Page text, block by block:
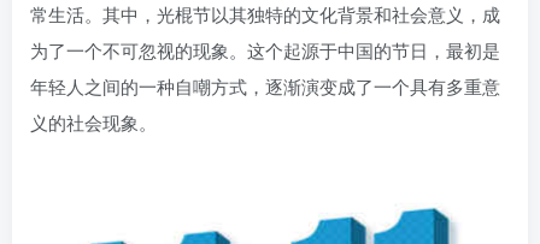
常生活。其中，光棍节以其独特的文化背景和社会意义，成
为了一个不可忽视的现象。这个起源于中国的节日，最初是
年轻人之间的一种自嘲方式，逐渐演变成了一个具有多重意
义的社会现象。